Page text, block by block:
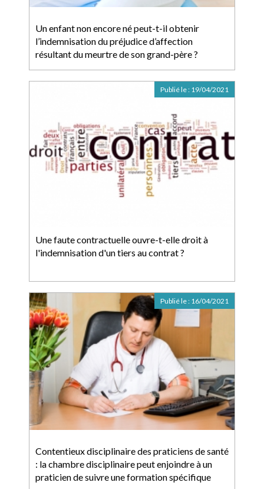
Un enfant non encore né peut-t-il obtenir
l’indemnisation du préjudice d’affection
résultant du meurtre de son grand-père ?
Une faute contractuelle ouvre-t-elle droit à
l'indemnisation d'un tiers au contrat ?
Publié le : 19/04/2021
Contentieux disciplinaire des praticiens de santé
: la chambre disciplinaire peut enjoindre à un
praticien de suivre une formation spécifique
Publié le : 16/04/2021